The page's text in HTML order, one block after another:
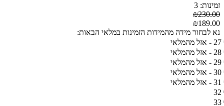
זמינות: 3
₪230.00
₪189.00
נא לבחור מידה מהמידות הזמינות במלאי הבאות:
27 - אזל מהמלאי
28 - אזל מהמלאי
29 - אזל מהמלאי
30 - אזל מהמלאי
31 - אזל מהמלאי
32
33